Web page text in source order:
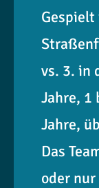
vs. 3. in
Jahre, 1
Jahre,
Das
oder